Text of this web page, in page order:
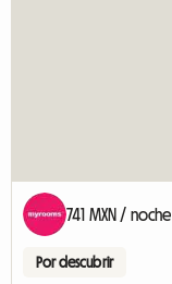
741 MXN / noche
Por descubrir